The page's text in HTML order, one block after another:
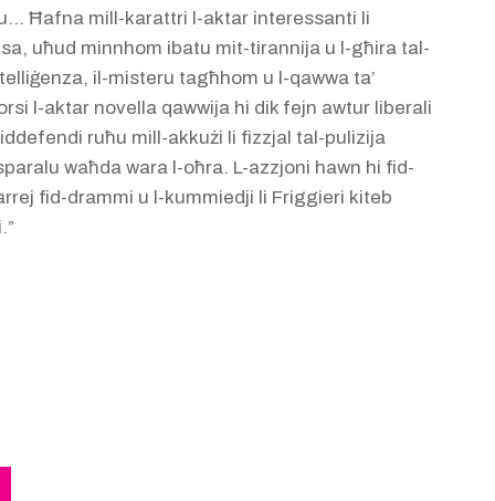
Ħafna mill-karattri l-aktar interessanti li
uħud minnhom ibatu mit-tirannija u l-għira tal-
il-misteru tagħhom u l-qawwa ta’
l-aktar novella qawwija hi dik fejn awtur liberali
ruħu mill-akkużi li fizzjal tal-pulizija
waħda wara l-oħra. L-azzjoni hawn hi fid-
fid-drammi u l-kummiedji li Friggieri kiteb